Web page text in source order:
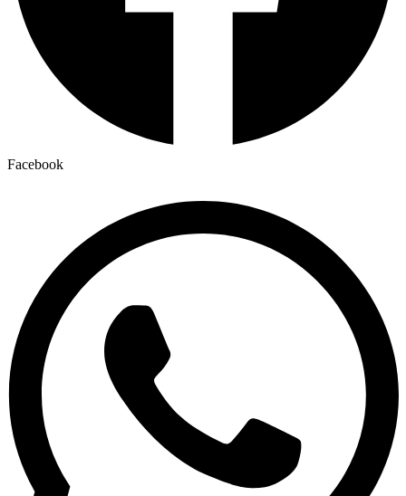
Facebook